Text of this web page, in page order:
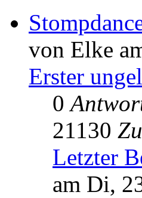
von Elke
Erster
0
21130
Letzter
am Di,